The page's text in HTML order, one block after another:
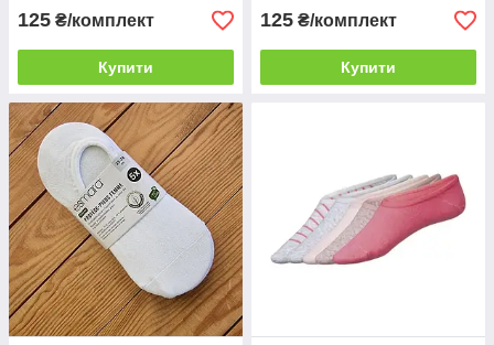
125 ₴/комплект
Купити
125 ₴/комплект
Купити